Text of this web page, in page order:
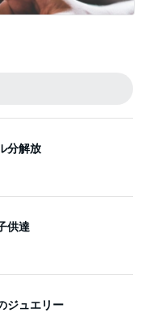
分解放
供達
ジュエリー